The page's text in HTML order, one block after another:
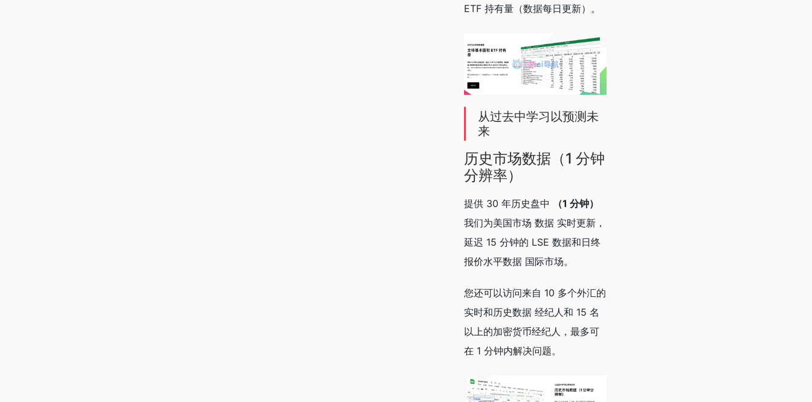
ETF 持有量（数据每日更新）。
从过去中学习以预测未
来
历史市场数据（1 分钟
分辨率）
提供 30 年历史盘中
（1 分钟）
我们为美国市场 数据 实时更新，
延迟 15 分钟的 LSE 数据和日终
报价水平数据 国际市场。
您还可以访问来自 10 多个外汇的
实时和历史数据 经纪人和 15 名
以上的加密货币经纪人，最多可
在 1 分钟内解决问题。